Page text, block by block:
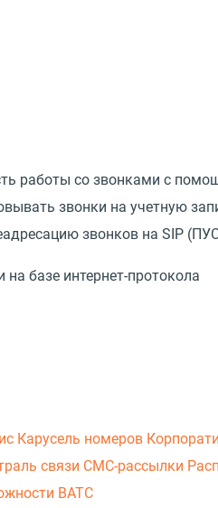
работы со звонками с
звонки на учетную
звонков на SIP
базе интернет-протокола
Карусель номеров
связи СМС-рассылки
ВАТС